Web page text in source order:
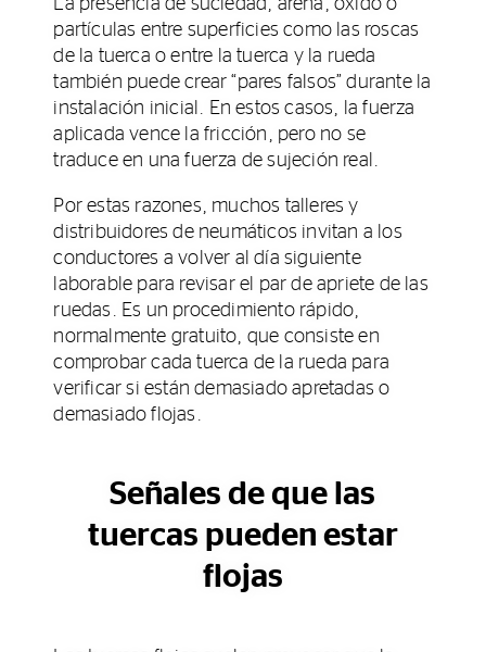
partículas entre superficies como las roscas
de la tuerca o entre la tuerca y la rueda
también puede crear “pares falsos” durante la
instalación inicial. En estos casos, la fuerza
aplicada vence la fricción, pero no se
traduce en una fuerza de sujeción real.
Por estas razones, muchos talleres y
distribuidores de neumáticos invitan a los
conductores a volver al día siguiente
laborable para revisar el par de apriete de las
ruedas. Es un procedimiento rápido,
normalmente gratuito, que consiste en
comprobar cada tuerca de la rueda para
verificar si están demasiado apretadas o
demasiado flojas.
Señales de que las
tuercas pueden estar
flojas